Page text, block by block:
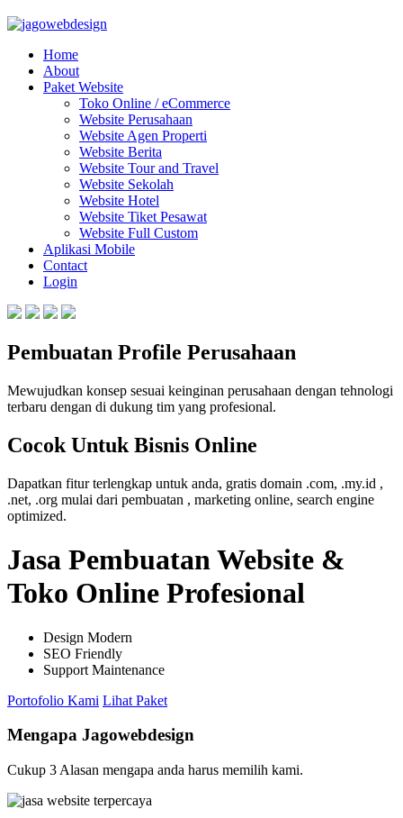
Home
About
Paket Website
Toko Online / eCommerce
Website Perusahaan
Website Agen Properti
Website Berita
Website Tour and Travel
Website Sekolah
Website Hotel
Website Tiket Pesawat
Website Full Custom
Aplikasi Mobile
Contact
Login
Pembuatan Profile Perusahaan
Mewujudkan konsep sesuai keinginan perusahaan dengan tehnologi
terbaru dengan di dukung tim yang profesional.
Cocok Untuk Bisnis Online
Dapatkan fitur terlengkap untuk anda, gratis domain .com, .my.id ,
.net, .org mulai dari pembuatan , marketing online, search engine
optimized.
Jasa Pembuatan Website &
Toko Online Profesional
Design Modern
SEO Friendly
Support Maintenance
Portofolio Kami Lihat Paket
Mengapa Jagowebdesign
Cukup 3 Alasan mengapa anda harus memilih kami.